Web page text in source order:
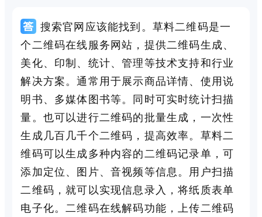
搜索官网应该能找到。草料二维码是一
个二维码在线服务网站，提供二维码生成、
美化、印制、统计、管理等技术支持和行业
解决方案。通常用于展示商品详情、使用说
明书、多媒体图书等。同时可实时统计扫描
量。也可以进行二维码的批量生成，一次性
生成几百几千个二维码，提高效率。草料二
维码可以生成多种内容的二维码记录单，可
添加定位、图片、音视频等信息。用户扫描
二维码，就可以实现信息录入，将纸质表单
电子化。二维码在线解码功能，上传二维码